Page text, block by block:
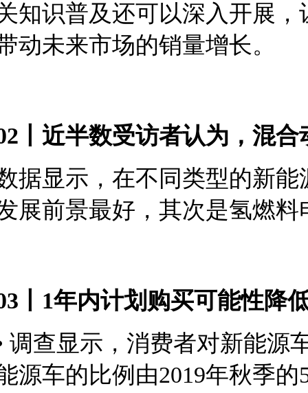
知识普及还可以深入开展，
动未来市场的销量增长。
丨近半数受访者认为，混
据显示，在不同类型的新
展前景最好，其次是氢燃料
丨1年内计划购买可能性降
调查显示，消费者对新能源
源车的比例由2019年秋季的